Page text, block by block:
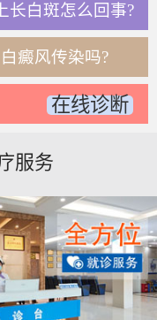
长白斑怎么回事?
白癜风传染吗?
在线诊断
服务